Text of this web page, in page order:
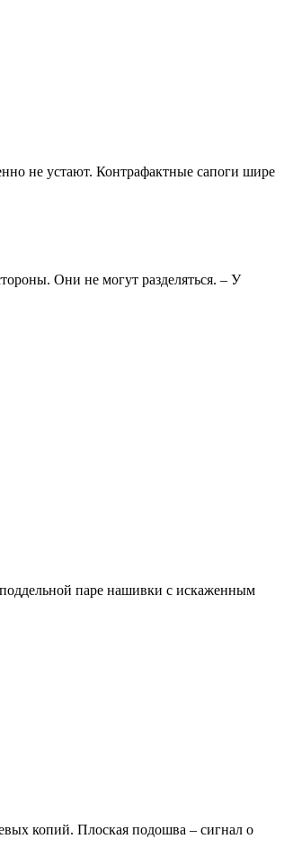
не устают. Контрафактные сапоги шире
Они не могут разделяться. – У
паре нашивки с искаженным
копий. Плоская подошва – сигнал о